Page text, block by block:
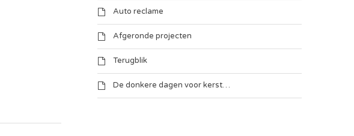
Auto reclame
Afgeronde projecten
Terugblik
De donkere dagen voor kerst…